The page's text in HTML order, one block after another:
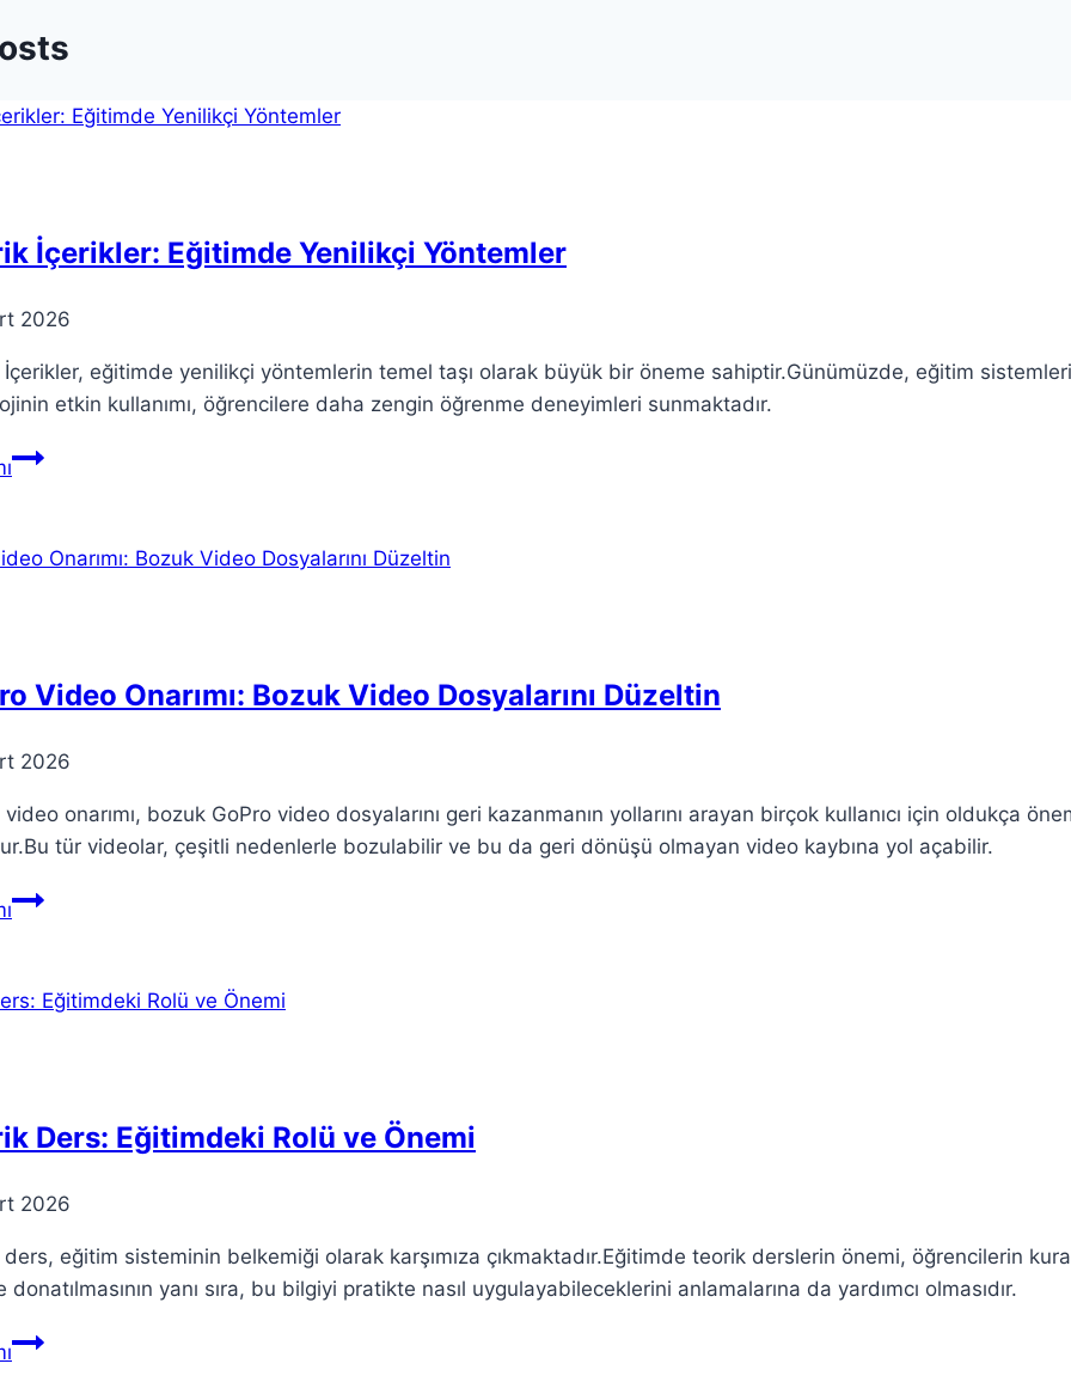
İçerikler: Eğitimde Yenilikçi Yöntemler
2026
İçerikler, eğitimde yenilikçi yöntemlerin temel taşı olarak büyük bir öneme sahiptir.Günümüzde, eğitim
etkin kullanımı, öğrencilere daha zengin öğrenme deneyimleri sunmaktadır.
Teorik
Yenilikçi
Video Onarımı: Bozuk Video Dosyalarını Düzeltin
2026
onarımı, bozuk GoPro video dosyalarını geri kazanmanın yollarını arayan birçok kullanıcı için oldukça
tür videolar, çeşitli nedenlerle bozulabilir ve bu da geri dönüşü olmayan video kaybına yol açabilir.
GoPro
Bozuk
Ders: Eğitimdeki Rolü ve Önemi
2026
eğitim sisteminin belkemiği olarak karşımıza çıkmaktadır.Eğitimde teorik derslerin önemi, öğrencilerin
donatılmasının yanı sıra, bu bilgiyi pratikte nasıl uygulayabileceklerini anlamalarına da yardımcı olmasıdır.
Teorik